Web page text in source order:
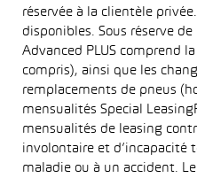
réservée à la clientèle
disponibles. Sous réserve
Advanced PLUS comprend
compris), ainsi que les
remplacements de pneus
mensualités Special
mensualités de leasing
involontaire et d’incapacité
maladie ou à un accident.